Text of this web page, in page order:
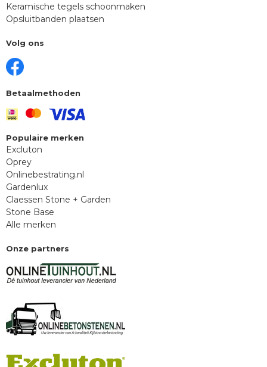
Keramische tegels schoonmaken
Opsluitbanden plaatsen
Volg ons
Betaalmethoden
Populaire merken
Excluton
Oprey
Onlinebestrating.nl
Gardenlux
Claessen Stone + Garden
Stone Base
Alle merken
Onze partners